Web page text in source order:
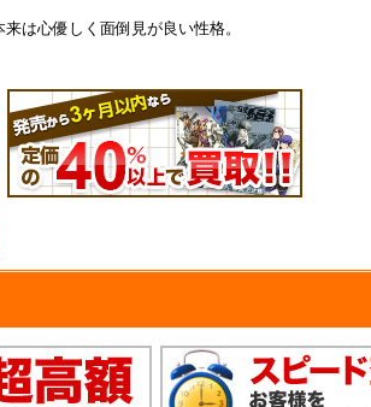
は心優しく面倒見が良い性格。